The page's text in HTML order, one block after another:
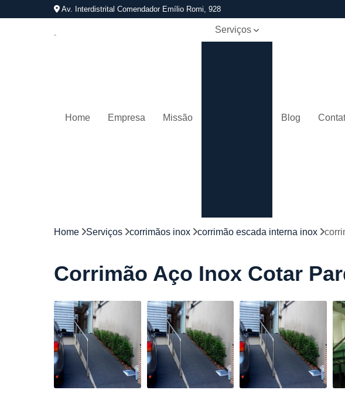
Av. Interdistrital Comendador Emílio Romi, 928
Home Empresa Missão
Serviços
Cortes a
Cortes de
chapa
Curvamento
de tubo
Dobra de
chapas
Blog
Home Serviços corrimãos inox corrimão escada interna inox
Corrimão Aço Inox Cotar